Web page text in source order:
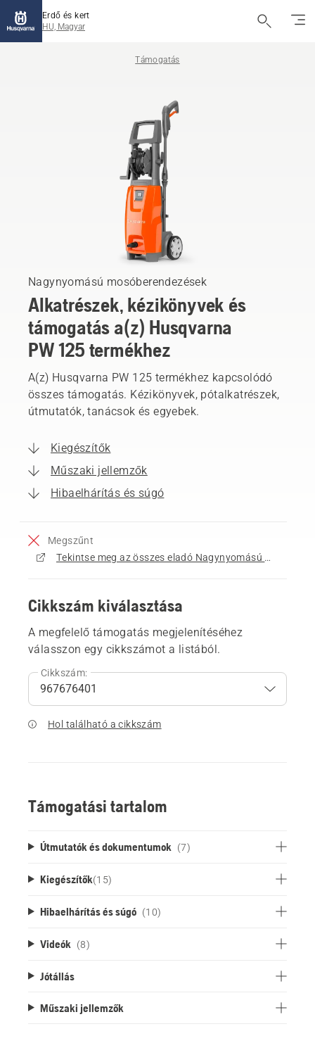
Erdő és kert
HU, Magyar
Támogatás
Nagynyomású mosóberendezések
Alkatrészek, kézikönyvek és
támogatás a(z) Husqvarna
PW 125 termékhez
A(z) Husqvarna PW 125 termékhez kapcsolódó
összes támogatás. Kézikönyvek, pótalkatrészek,
útmutatók, tanácsok és egyebek.
Kiegészítők
Műszaki jellemzők
Hibaelhárítás és súgó
Megszűnt
Tekintse meg az összes eladó Nagynyomású mosóberendezések terméket
Cikkszám kiválasztása
A megfelelő támogatás megjelenítéséhez
válasszon egy cikkszámot a listából.
Cikkszám:
Hol található a cikkszám
Támogatási tartalom
Útmutatók és dokumentumok (7)
Kiegészítők(15)
Hibaelhárítás és súgó (10)
Videók (8)
Jótállás
Műszaki jellemzők